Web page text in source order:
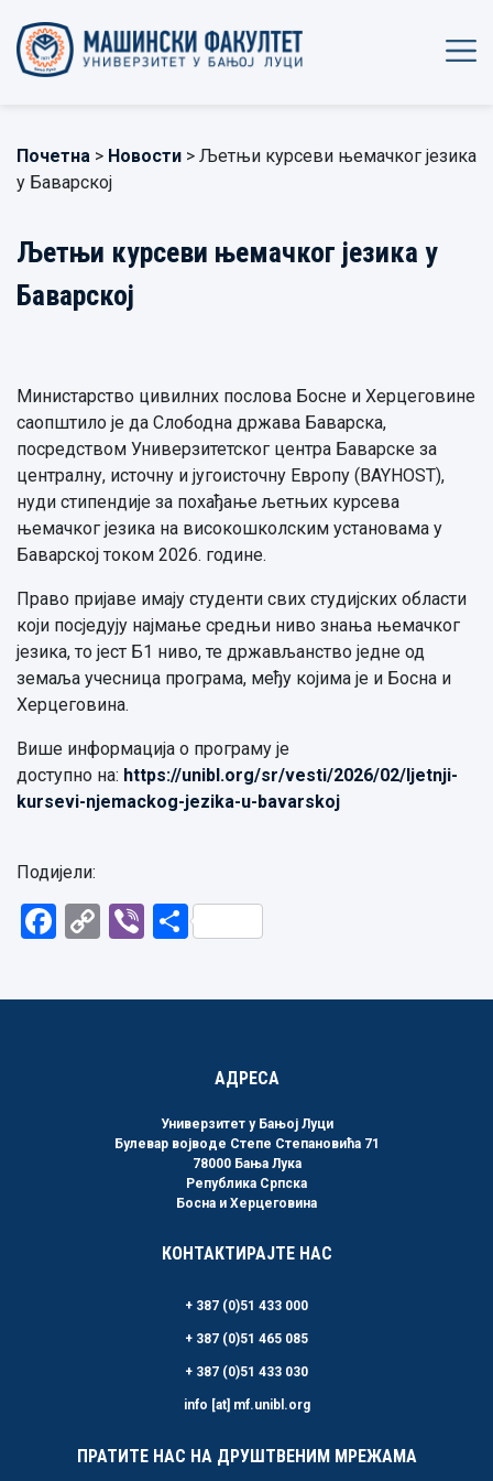
Почетна > Новости > Љетњи курсеви њемачког језика
у Баварској
Љетњи курсеви њемачког језика у
Баварској
Министарство цивилних послова Босне и Херцеговине
саопштило је да Слободна држава Баварска,
посредством Универзитетског центра Баварске за
централну, источну и југоисточну Европу (BAYHOST),
нуди стипендије за похађање љетњих курсева
њемачког језика на високошколским установама у
Баварској током 2026. године.
Право пријаве имају студенти свих студијских области
који посједују најмање средњи ниво знања њемачког
језика, то јест Б1 ниво, те држављанство једне од
земаља учесница програма, међу којима је и Босна и
Херцеговина.
Више информација о програму је
доступно на: https://unibl.org/sr/vesti/2026/02/ljetnji-
kursevi-njemackog-jezika-u-bavarskoj
Подијели:
Facebook
CopyViberShare
АДРЕСА
Универзитет у Бањој Луци
Булевар војводе Степе Степановића 71
78000 Бања Лука
Република Српска
Босна и Херцеговина
КОНТАКТИРАЈТЕ НАС
+ 387 (0)51 433 000
+ 387 (0)51 465 085
+ 387 (0)51 433 030
info [at] mf.unibl.org
ПРАТИТЕ НАС НА ДРУШТВЕНИМ МРЕЖАМА